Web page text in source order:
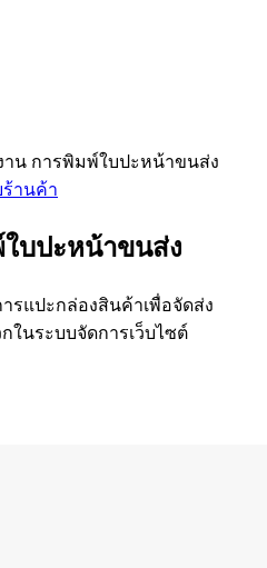
าน การพิมพ์ใบปะหน้าขนส่ง
ร้านค้า
บปะหน้าขนส่ง
รแปะกล่องสินค้าเพื่อจัดส่ง
ในระบบจัดการเว็บไซต์